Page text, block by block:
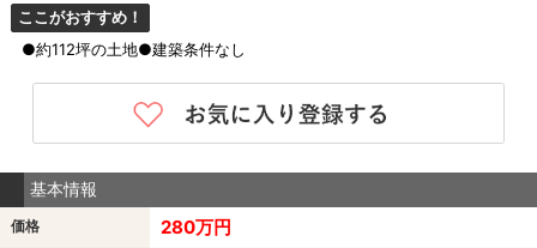
ここがおすすめ！
●約112坪の土地●建築条件なし
基本情報
価格 280万円